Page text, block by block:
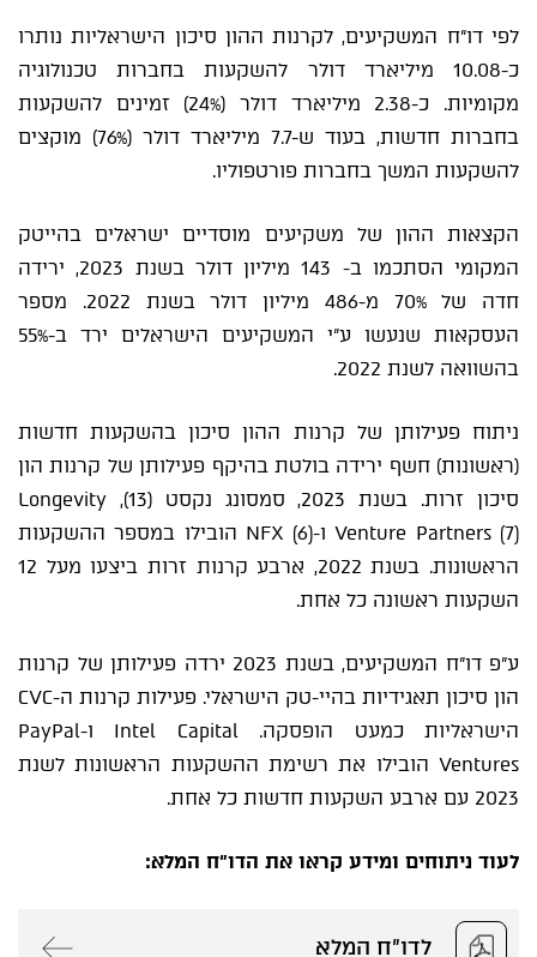
לפי דו"ח המשקיעים, לקרנות ההון סיכון הישראליות נותרו
כ-10.08 מיליארד דולר להשקעות בחברות טכנולוגיה
מקומיות. כ-2.38 מיליארד דולר (24%) זמינים להשקעות
בחברות חדשות, בעוד ש-7.7 מיליארד דולר (76%) מוקצים
להשקעות המשך בחברות פורטפוליו.
הקצאות ההון של משקיעים מוסדיים ישראלים בהייטק
המקומי הסתכמו ב- 143 מיליון דולר בשנת 2023, ירידה
חדה של 70% מ-486 מיליון דולר בשנת 2022. מספר
העסקאות שנעשו ע"י המשקיעים הישראלים ירד ב-55%
בהשוואה לשנת 2022.
ניתוח פעילותן של קרנות ההון סיכון בהשקעות חדשות
(ראשונות) חשף ירידה בולטת בהיקף פעילותן של קרנות הון
סיכון זרות. בשנת 2023, סמסונג נקסט (13), Longevity
Venture Partners (7) ו-NFX (6) הובילו במספר ההשקעות
הראשונות. בשנת 2022, ארבע קרנות זרות ביצעו מעל 12
השקעות ראשונה כל אחת.
ע"פ דו"ח המשקיעים, בשנת 2023 ירדה פעילותן של קרנות
הון סיכון תאגידיות בהיי-טק הישראלי. פעילות קרנות ה-CVC
הישראליות כמעט הופסקה. Intel Capital ו-PayPal
Ventures הובילו את רשימת ההשקעות הראשונות לשנת
2023 עם ארבע השקעות חדשות כל אחת.
לעוד ניתוחים ומידע קראו את הדו"ח המלא:
לדו"ח המלא